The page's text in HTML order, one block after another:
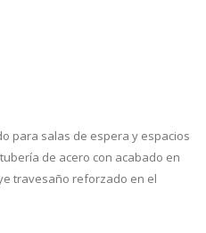
para salas de espera y espacios
de acero con acabado en
travesaño reforzado en el